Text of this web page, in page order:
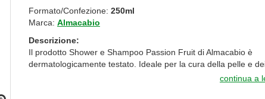
Formato/Confezione: 250ml
Marca: Almacabio
Descrizione:
Il prodotto Shower e Shampoo Passion Fruit di Almacabio è
dermatologicamente testato. Ideale per la cura della pelle e
continua a